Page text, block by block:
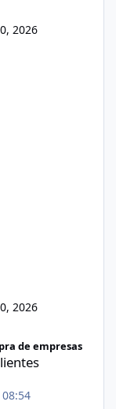
2026
2026
de empresas